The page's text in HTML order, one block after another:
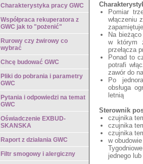
Charakterystyka pracy GWC
Współpraca rekuperatora z
GWC jak to "pożenić"
Rurowy czy żwirowy co
wybrać
Chcę budować GWC
Pliki do pobrania i parametry
GWC
Pytania i odpowiedzi na temat
GWC
Oświadczenie EXBUD-
SKANSKA
Raport z działania GWC
Filtr smogowy i alergiczny
Pomiar
włączeniu
Na
w którym
przełącza
Ponad to
potrafi
zawór do
Po
obsługa
letnią
Sterownik
czujnika
czujnika
czujnika
w
jednego